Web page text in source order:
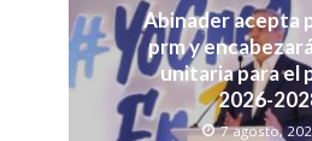
Abinader acepta
prm y
unitaria para el
2026-
7 agosto,